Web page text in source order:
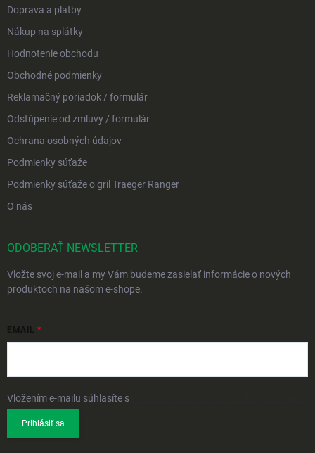
Doprava a platby
Nákup na splátky
Hodnotenie obchodu
Obchodné podmienky
Reklamačný poriadok / formulár
Odstúpenie od zmluvy / formulár
Ochrana osobných údajov
Podmienky súťaže
Podmienky súťaže o gril Traeger Ranger
O nás
ODOBERAŤ NEWSLETTER
Vložte svoj e-mail a my Vám budeme zasielať informácie o nových
produktoch na našom e-shope.
EMAIL
Vložením e-mailu súhlasíte s
Prihlásiť sa